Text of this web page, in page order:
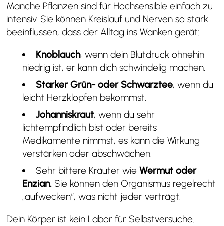
Manche Pflanzen sind für Hochsensible einfach zu
intensiv. Sie können Kreislauf und Nerven so stark
beeinflussen, dass der Alltag ins Wanken gerät:
Knoblauch, wenn dein Blutdruck ohnehin
niedrig ist, er kann dich schwindelig machen.
Starker Grün- oder Schwarztee, wenn du
leicht Herzklopfen bekommst.
Johanniskraut, wenn du sehr
lichtempfindlich bist oder bereits
Medikamente nimmst, es kann die Wirkung
verstärken oder abschwächen.
Sehr bittere Kräuter wie Wermut oder
Enzian. Sie können den Organismus regelrecht
„aufwecken“, was nicht jeder verträgt.
Dein Körper ist kein Labor für Selbstversuche.